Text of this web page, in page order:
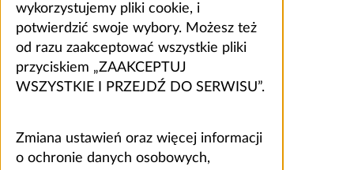
wykorzystujemy pliki cookie, i
potwierdzić swoje wybory. Możesz też
od razu zaakceptować wszystkie pliki
przyciskiem „ZAAKCEPTUJ
WSZYSTKIE I PRZEJDŹ DO SERWISU”.
Zmiana ustawień oraz więcej informacji
o ochronie danych osobowych,